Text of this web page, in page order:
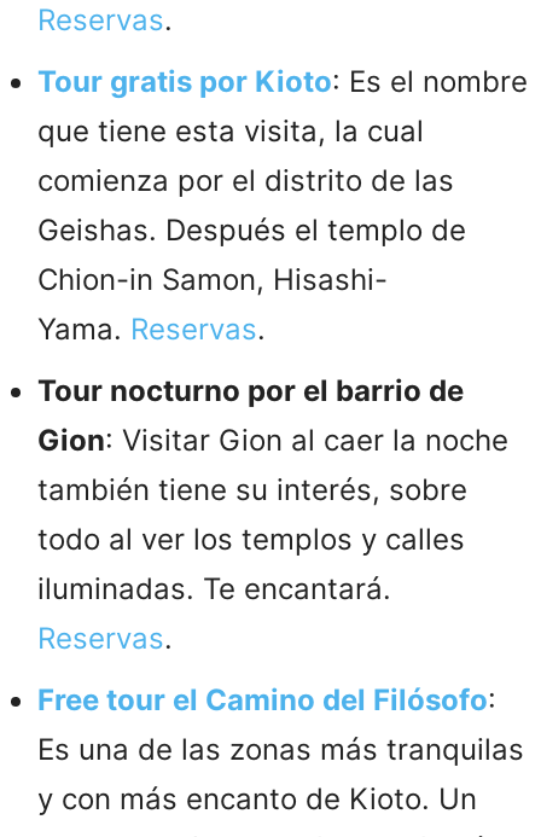
Reservas.
Tour gratis por Kioto: Es el nombre
que tiene esta visita, la cual
comienza por el distrito de las
Geishas. Después el templo de
Chion-in Samon, Hisashi-
Yama. Reservas.
Tour nocturno por el barrio de
Gion: Visitar Gion al caer la noche
también tiene su interés, sobre
todo al ver los templos y calles
iluminadas. Te encantará.
Reservas.
Free tour el Camino del Filósofo:
Es una de las zonas más tranquilas
y con más encanto de Kioto. Un